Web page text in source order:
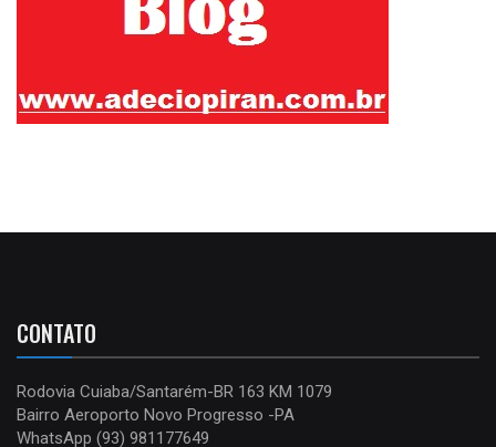
CONTATO
Rodovia Cuiaba/Santarém-BR 163 KM 1079
Bairro Aeroporto Novo Progresso -PA
WhatsApp (93) 981177649